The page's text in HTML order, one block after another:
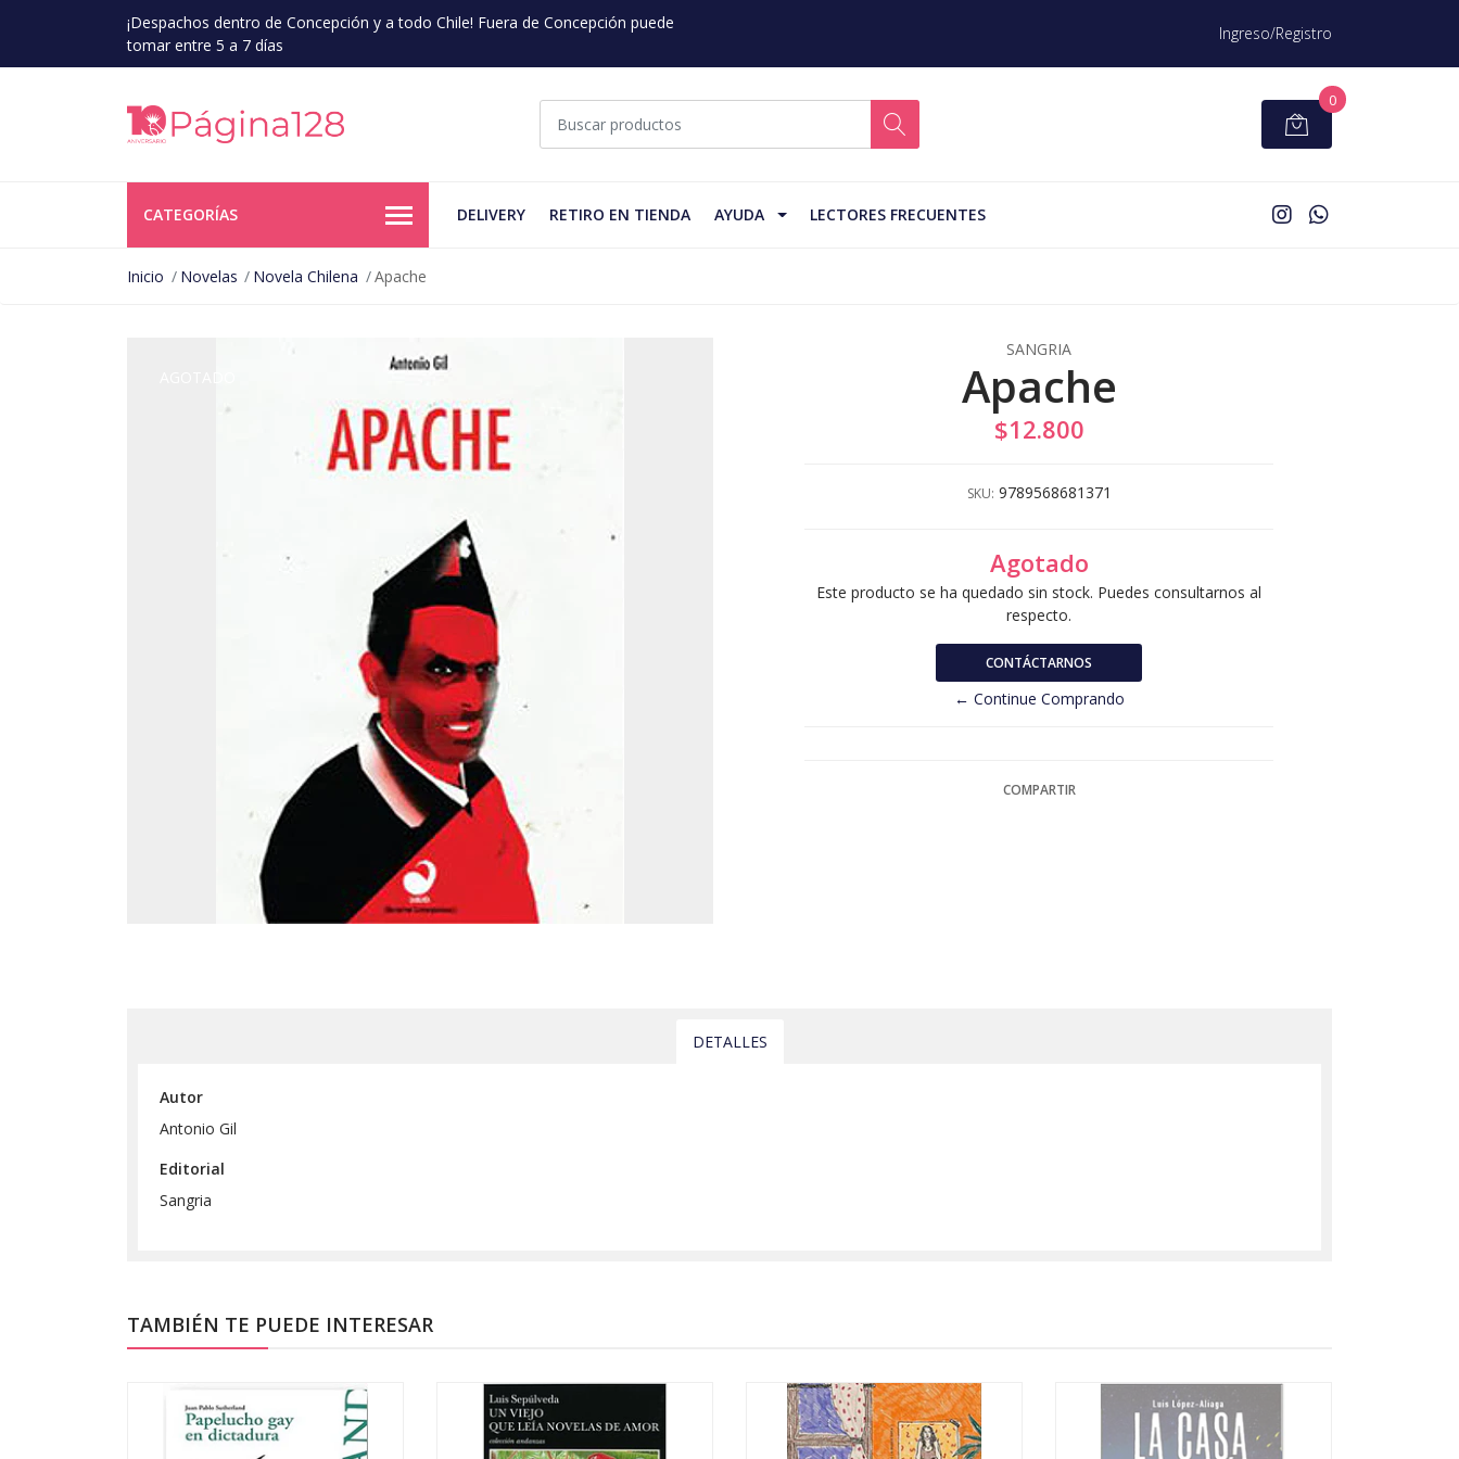
¡Despachos dentro de Concepción y a todo Chile! Fuera de Concepción puede
tomar entre 5 a 7 días
Ingreso/Registro
0
CATEGORÍAS DELIVERY RETIRO EN TIENDA AYUDA LECTORES FRECUENTES
Inicio Novelas Novela Chilena Apache
SANGRIA
Apache
$12.800
SKU: 9789568681371
Agotado
Este producto se ha quedado sin stock. Puedes consultarnos al
respecto.
CONTÁCTARNOS
← Continue Comprando
COMPARTIR
DETALLES
Autor
Antonio Gil
Editorial
Sangria
TAMBIÉN TE PUEDE INTERESAR